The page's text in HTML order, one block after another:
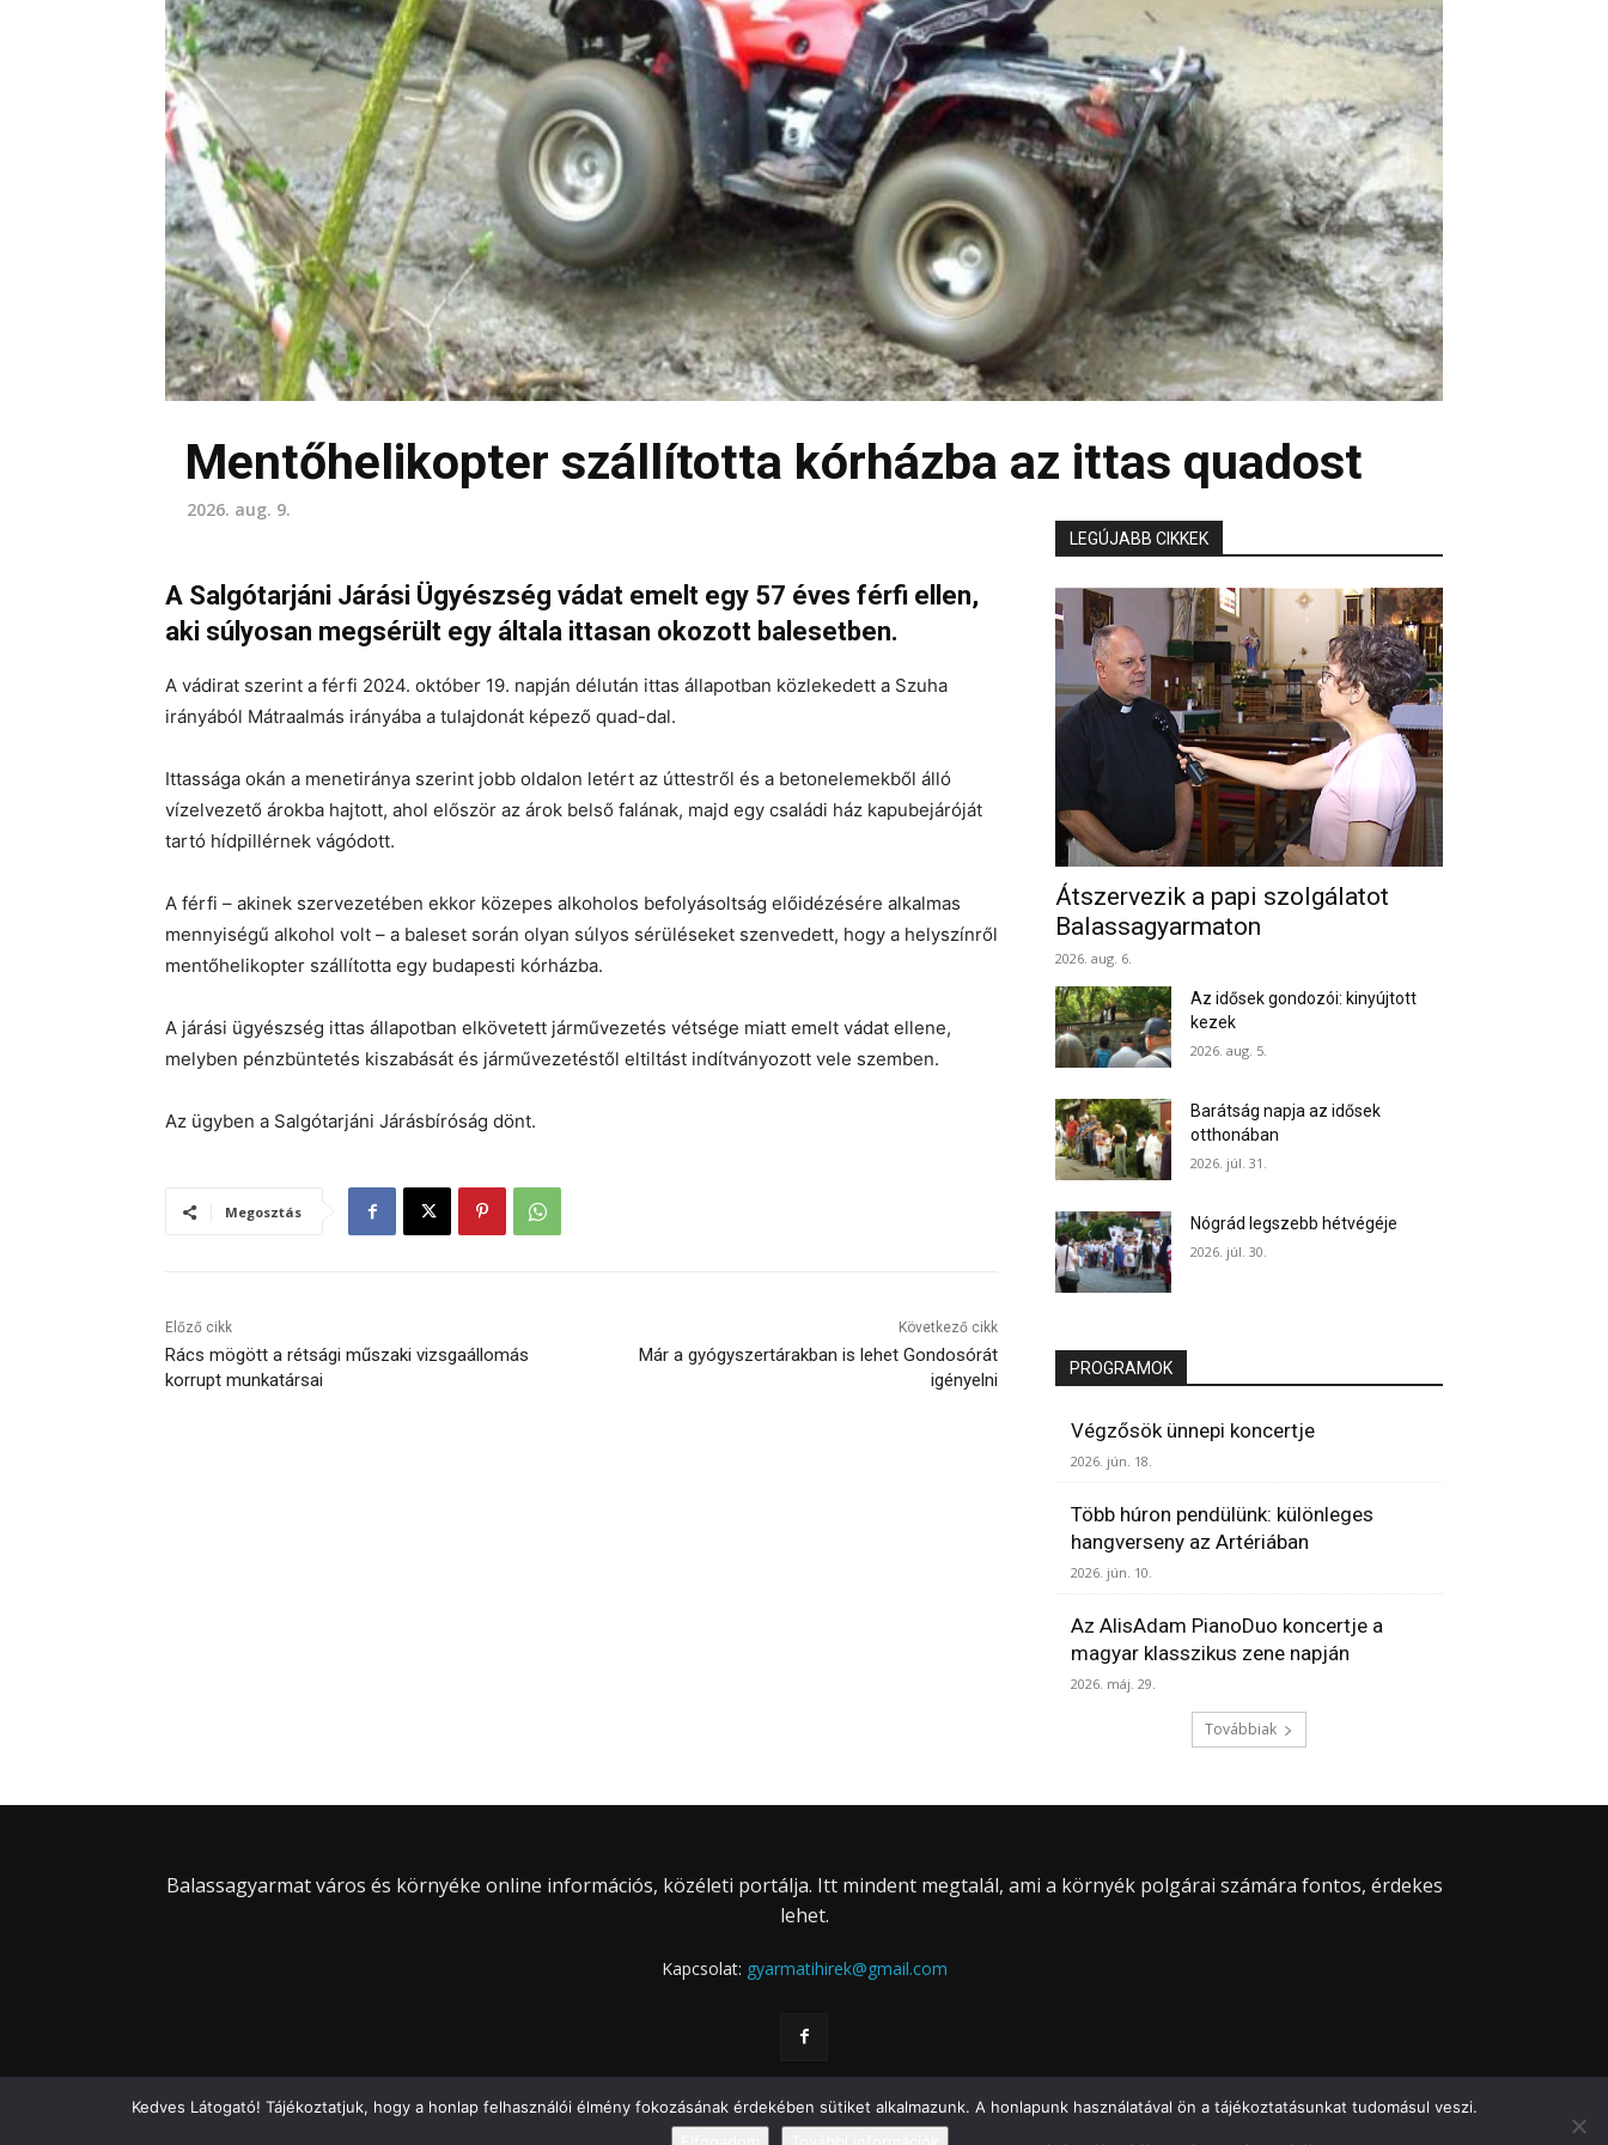
Mentőhelikopter szállította kórházba az ittas quadost
2026. aug. 9.
A Salgótarjáni Járási Ügyészség vádat emelt egy 57 éves férfi ellen,
aki súlyosan megsérült egy általa ittasan okozott balesetben.
A vádirat szerint a férfi 2024. október 19. napján délután ittas állapotban közlekedett a Szuha
irányából Mátraalmás irányába a tulajdonát képező quad-dal.
Ittassága okán a menetiránya szerint jobb oldalon letért az úttestről és a betonelemekből álló
vízelvezető árokba hajtott, ahol először az árok belső falának, majd egy családi ház kapubejáróját
tartó hídpillérnek vágódott.
A férfi – akinek szervezetében ekkor közepes alkoholos befolyásoltság előidézésére alkalmas
mennyiségű alkohol volt – a baleset során olyan súlyos sérüléseket szenvedett, hogy a helyszínről
mentőhelikopter szállította egy budapesti kórházba.
A járási ügyészség ittas állapotban elkövetett járművezetés vétsége miatt emelt vádat ellene,
melyben pénzbüntetés kiszabását és járművezetéstől eltiltást indítványozott vele szemben.
Az ügyben a Salgótarjáni Járásbíróság dönt.
Megosztás
Előző cikk
Rács mögött a rétsági műszaki vizsgaállomás
korrupt munkatársai
Következő cikk
Már a gyógyszertárakban is lehet Gondosórát
igényelni
LEGÚJABB CIKKEK
Átszervezik a papi szolgálatot
Balassagyarmaton
2026. aug. 6.
Az idősek gondozói: kinyújtott
kezek
2026. aug. 5.
Barátság napja az idősek
otthonában
2026. júl. 31.
Nógrád legszebb hétvégéje
2026. júl. 30.
PROGRAMOK
Végzősök ünnepi koncertje
2026. jún. 18.
Több húron pendülünk: különleges
hangverseny az Artériában
2026. jún. 10.
Az AlisAdam PianoDuo koncertje a
magyar klasszikus zene napján
2026. máj. 29.
Továbbiak
Balassagyarmat város és környéke online információs, közéleti portálja. Itt mindent megtalál, ami a környék polgárai számára fontos, érdekes
lehet.
Kapcsolat: gyarmatihirek@gmail.com
Kedves Látogató! Tájékoztatjuk, hogy a honlap felhasználói élmény fokozásának érdekében sütiket alkalmazunk. A honlapunk használatával ön a tájékoztatásunkat tudomásul veszi.